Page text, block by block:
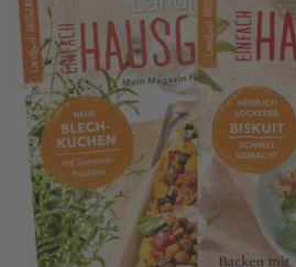
Zum Anfang der Bildergalerie springen
Einfach